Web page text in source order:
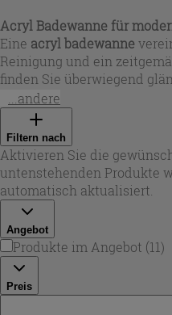
Acryl Badewanne für
Eine acryl badewanne
Reinigung und ein
finden Sie überwiegend
durch Varianten in
moderne Optik wünschen.
den Familienalltag oder als
Formen reichen von
sodass sich die Wanne an
anpasst.
...andere
Filtern nach
Aktivieren Sie die
untenstehenden Produkte
automatisch aktualisiert.
Angebot
Produkte im Angebot (11)
Preis